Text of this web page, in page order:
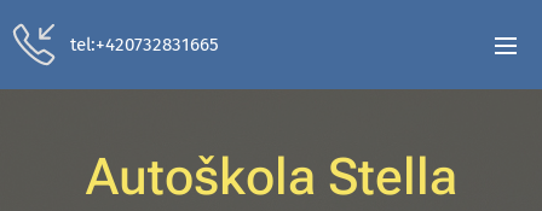
tel:+420732831665
Autoškola Stella